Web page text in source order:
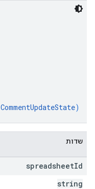
CommentUpdateState)
שדות
spreadsheetId
string